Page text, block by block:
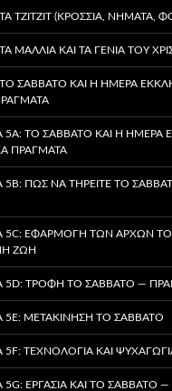
TZITZIT (ΚΡΌΣΣΙΑ, ΝΉΜΑΤΑ,
ΜΑΛΛΙΆ ΚΑΙ ΤΑ ΓΈΝΙΑ ΤΟΥ
ΣΆΒΒΑΤΟ ΚΑΙ Η ΗΜΈΡΑ
5A: ΤΟ ΣΆΒΒΑΤΟ ΚΑΙ Η ΗΜΈΡΑ
ΠΡΆΓΜΑΤΑ
ΠΏΣ ΝΑ ΤΗΡΕΊΤΕ ΤΟ
5C: ΕΦΑΡΜΟΓΉ ΤΩΝ ΑΡΧΏΝ
ΖΩΉ
5D: ΤΡΟΦΉ ΤΟ ΣΆΒΒΑΤΟ —
5E: ΜΕΤΑΚΊΝΗΣΗ ΤΟ ΣΆΒΒΑΤΟ
ΤΕΧΝΟΛΟΓΊΑ ΚΑΙ
ΕΡΓΑΣΊΑ ΚΑΙ ΤΟ ΣΆΒΒΑΤΟ